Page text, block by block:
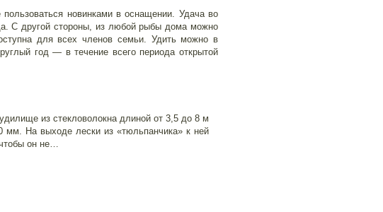
новинками в оснащении. Удача во
С другой стороны, из любой рыбы дома можно
для всех членов семьи. Удить можно в
год — в течение всего периода открытой
из стекловолокна длиной от 3,5 до 8 м
мм. На выходе лески из «тюльпанчика» к ней
он не…